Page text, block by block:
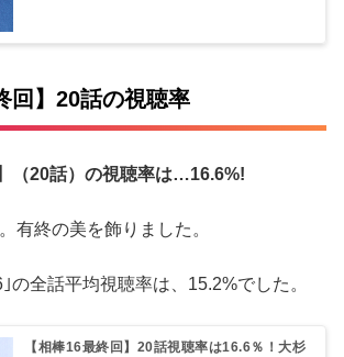
回】20話の視聴率
（20話）の視聴率は…16.6%!
有終の美を飾りました。
の全話平均視聴率は、15.2%でした。
【相棒16最終回】20話視聴率は16.6％！大杉